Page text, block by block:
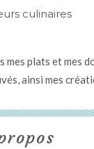
mes plats et mes
ainsi mes